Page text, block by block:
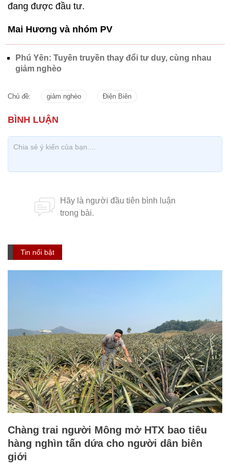
đang được đầu tư.
Mai Hương và nhóm PV
Phú Yên: Tuyên truyền thay đổi tư duy, cùng nhau
giảm nghèo
Chủ đề: giảm nghèo Điện Biên
Tin nổi bật
Chàng trai người Mông mở HTX bao tiêu
hàng nghìn tấn dứa cho người dân biên
giới